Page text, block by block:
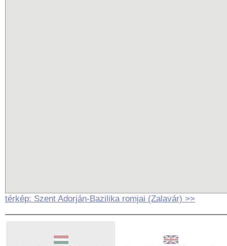
térkép: Szent Adorján-Bazilika romjai (Zalavár) >>